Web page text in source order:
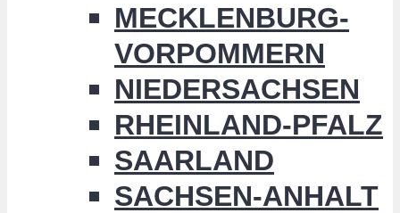
MECKLENBURG-
VORPOMMERN
NIEDERSACHSEN
RHEINLAND-PFALZ
SAARLAND
SACHSEN-ANHALT